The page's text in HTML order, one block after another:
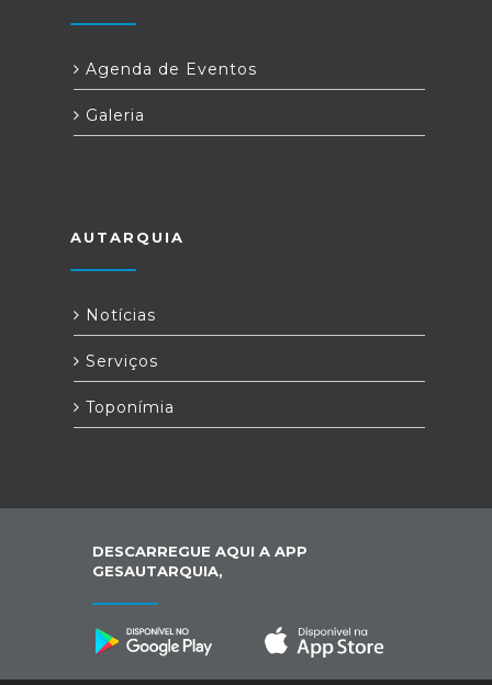
Agenda de Eventos
Galeria
AUTARQUIA
Notícias
Serviços
Toponímia
DESCARREGUE AQUI A APP
GESAUTARQUIA,